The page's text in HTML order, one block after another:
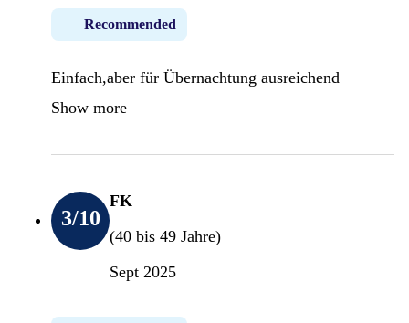
Recommended
Einfach,aber für Übernachtung ausreichend
Show more
3/10
FK
(40 bis 49 Jahre)
Sept 2025